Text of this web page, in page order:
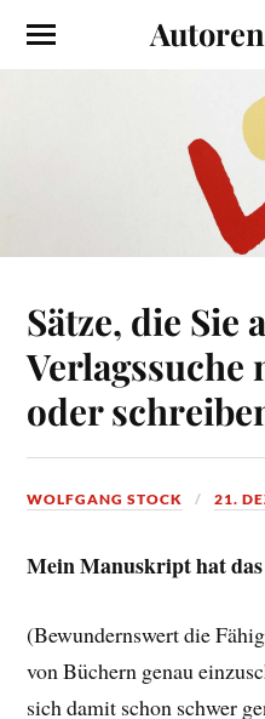
Sätze, die Sie
Verlagssuche
oder
WOLFGANG STOCK 21.
Mein Manuskript hat
(Bewundernswert die
von Büchern genau
sich damit schon schwer